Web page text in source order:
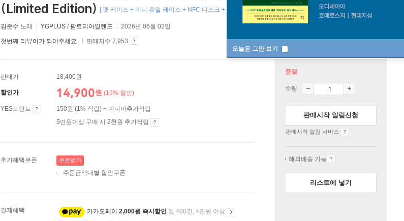
오늘은 그만 보기
(Limited Edition)
[ 펫 케이스 + 미니 쥬얼 케이스 + NFC 디스크 + 포토카드 1종 랜덤 ]
김준수 노래 YGPLUS /팜트리아일랜드 2026년 06월 02일
첫번째 리뷰어가 되어주세요. 판매지수 7,953
판매가 18,400원
할인가 14,900원 (19% 할인)
YES포인트
150원 (1% 적립) + 마니아추가적립
5만원이상 구매 시 2천원 추가적립
추가혜택쿠폰 쿠폰받기
주문금액대별 할인쿠폰
결제혜택 카카오페이 2,000원 즉시할인 일 400건, 4만원 이상
품절
수량
판매시작 알림신청
판매시작 알림 서비스
해외배송 가능
리스트에 넣기